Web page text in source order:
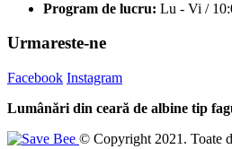
Program de lucru: Lu - Vi /
Urmareste-ne
Facebook Instagram
Lumânări din ceară de albine tip
© Copyright 2021. Toate